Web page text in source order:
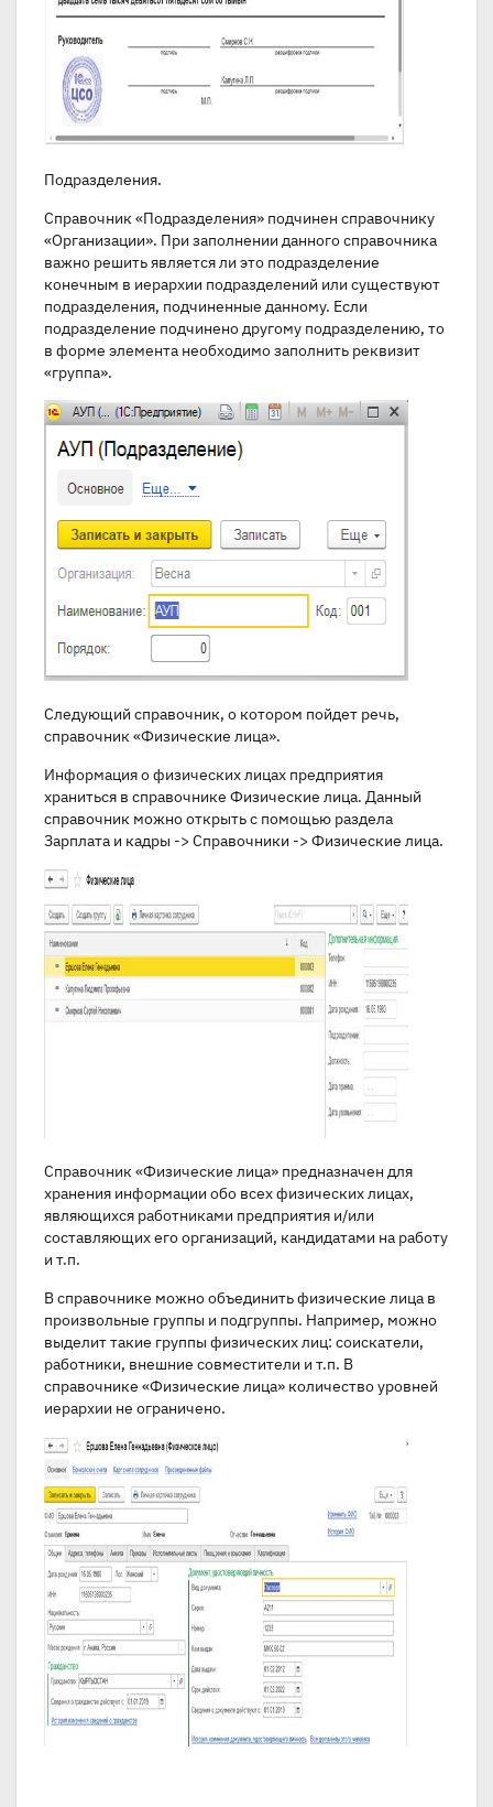
Подразделения.
Справочник «Подразделения» подчинен справочнику
«Организации». При заполнении данного справочника
важно решить является ли это подразделение
конечным в иерархии подразделений или существуют
подразделения, подчиненные данному. Если
подразделение подчинено другому подразделению, то
в форме элемента необходимо заполнить реквизит
«группа».
Следующий справочник, о котором пойдет речь,
справочник «Физические лица».
Информация о физических лицах предприятия
храниться в справочнике Физические лица. Данный
справочник можно открыть с помощью раздела
Зарплата и кадры -> Справочники -> Физические лица.
Справочник «Физические лица» предназначен для
хранения информации обо всех физических лицах,
являющихся работниками предприятия и/или
составляющих его организаций, кандидатами на работу
и т.п.
В справочнике можно объединить физические лица в
произвольные группы и подгруппы. Например, можно
выделит такие группы физических лиц: соискатели,
работники, внешние совместители и т.п. В
справочнике «Физические лица» количество уровней
иерархии не ограничено.